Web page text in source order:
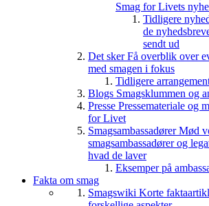
Smag for Livets
Tidligere
de
sendt ud
Det skerFå overblik over
med smagen i fokus
Tidligere
Blogs Smagsklummen og
Presse Pressemateriale og
for Livet
SmagsambassadørerMød
smagsambassadører og
hvad de laver
Eksemper på
Fakta om smag
Smagswiki Korte